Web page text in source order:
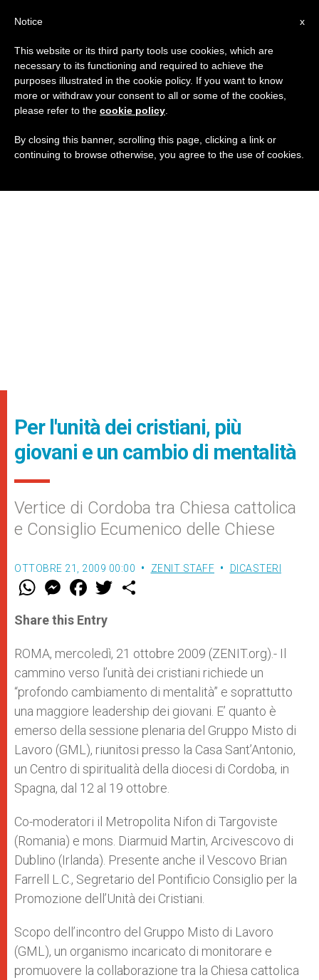
Per l'unità dei cristiani, più
giovani e un cambio di mentalità
Vertice di Cordoba tra Chiesa cattolica
e Consiglio Ecumenico delle Chiese
OTTOBRE 21, 2009 00:00 ZENIT STAFF DICASTERI
W
t
s
p
p
M
e
s
e
g
e
r
F
a
e
b
o
k
w
r
Share this Entry
ROMA, mercoledì, 21 ottobre 2009 (ZENIT.org).- Il
cammino verso l’unità dei cristiani richiede un
“profondo cambiamento di mentalità” e soprattutto
una maggiore leadership dei giovani. E’ quanto è
emerso della sessione plenaria del Gruppo Misto di
Lavoro (GML), riunitosi presso la Casa Sant’Antonio,
un Centro di spiritualità della diocesi di Cordoba, in
Spagna, dal 12 al 19 ottobre.
Co-moderatori il Metropolita Nifon di Targoviste
(Romania) e mons. Diarmuid Martin, Arcivescovo di
Dublino (Irlanda). Presente anche il Vescovo Brian
Farrell L.C., Segretario del Pontificio Consiglio per la
Promozione dell’Unità dei Cristiani.
Scopo dell’incontro del Gruppo Misto di Lavoro
(GML), un organismo incaricato di monitorare e
promuovere la collaborazione tra la Chiesa cattolica
x
Notice
This website or its third party tools use cookies, which are
necessary to its functioning and required to achieve the
purposes illustrated in the cookie policy. If you want to know
more or withdraw your consent to all or some of the cookies,
please refer to the cookie policy
By closing this banner, scrolling this page, clicking a link or
continuing to browse otherwise, you agree to the use of cookies.